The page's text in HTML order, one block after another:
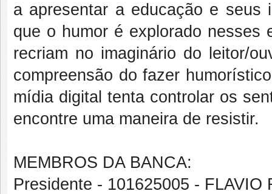
a apresentar a educação e seus
que o humor é explorado
recriam no imaginário do leitor/
compreensão do fazer
mídia digital tenta controlar os
encontre uma maneira de resistir.
MEMBROS DA BANCA:
Presidente - 101625005 -